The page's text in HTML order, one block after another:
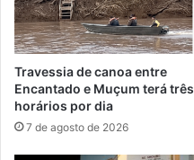
Travessia de canoa entre
Encantado e Muçum terá três
horários por dia
7 de agosto de 2026